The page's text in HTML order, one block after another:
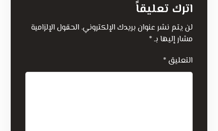
اترك تعليقاً
لن يتم نشر عنوان بريدك الإلكتروني. الحقول الإلزامية
مشار إليها بـ*
التعليق *